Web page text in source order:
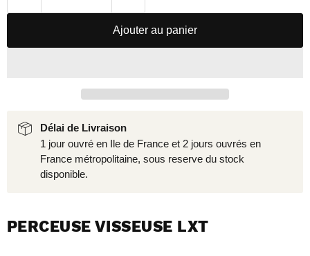
Ajouter au panier
Délai de Livraison
1 jour ouvré en Ile de France et 2 jours ouvrés en
France métropolitaine, sous reserve du stock
disponible.
PERCEUSE VISSEUSE LXT